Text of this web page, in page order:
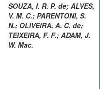
SOUZA, I. R. P. de; ALVES,
V. M. C.; PARENTONI, S.
N.; OLIVEIRA, A. C. de;
TEIXEIRA, F. F.; ADAM, J.
W. Mac.